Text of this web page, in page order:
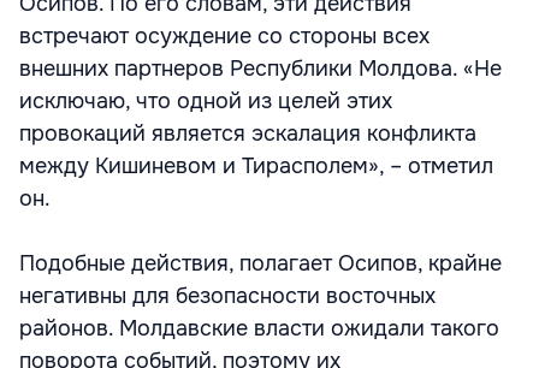
встречают осуждение со стороны всех
внешних партнеров Республики Молдова. «Не
исключаю, что одной из целей этих
провокаций является эскалация конфликта
между Кишиневом и Тирасполем», – отметил
он.
Подобные действия, полагает Осипов, крайне
негативны для безопасности восточных
районов. Молдавские власти ожидали такого
поворота событий, поэтому их